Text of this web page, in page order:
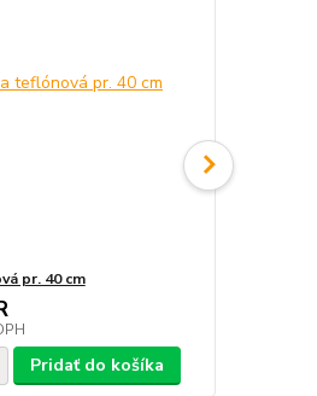
pr. 40 cm
Pridať do košíka